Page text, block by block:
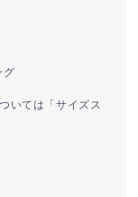
グ
いては「サイズス